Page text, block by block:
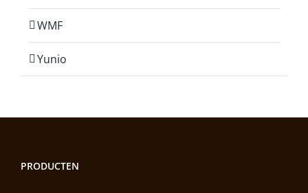
WMF
Yunio
PRODUCTEN